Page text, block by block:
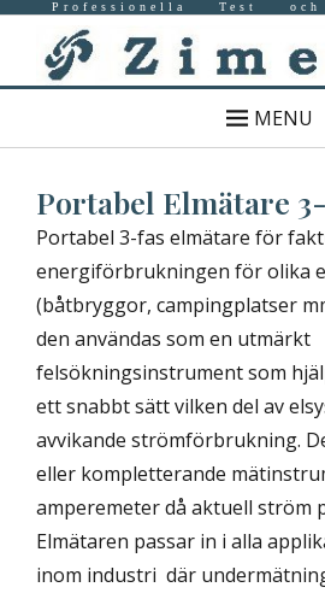
Professionella Test och
MENU
Portabel Elmätare
Portabel 3-fas elmätare för
energiförbrukningen för olika
(båtbryggor, campingplatser
den användas som en utmärkt
felsökningsinstrument som
ett snabbt sätt vilken del av
avvikande strömförbrukning.
eller kompletterande
amperemeter då aktuell ström
Elmätaren passar in i alla
inom industri där